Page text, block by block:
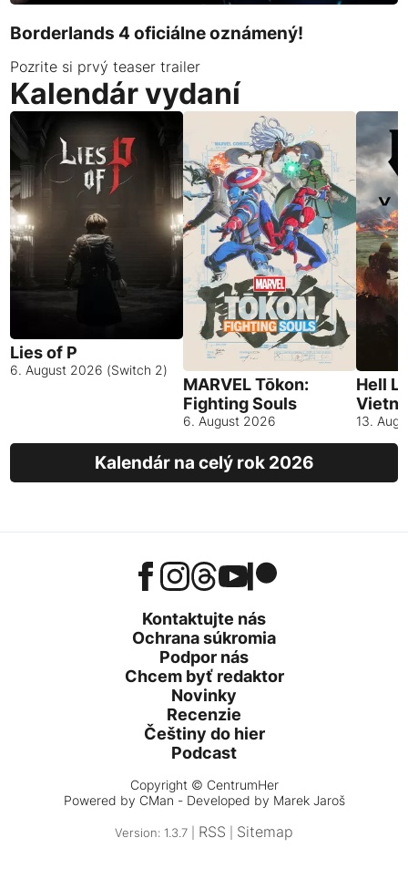
Borderlands 4 oficiálne oznámený!
Pozrite si prvý teaser trailer
Kalendár vydaní
Lies of P
6. August 2026 (Switch 2)
MARVEL Tōkon:
Fighting Souls
6. August 2026
Hell
13.
Kalendár na celý rok 2026
Kontaktujte nás
Ochrana súkromia
Podpor nás
Chcem byť redaktor
Novinky
Recenzie
Češtiny do hier
Podcast
Copyright © CentrumHer
Powered by CMan - Developed by Marek Jaroš
Version: 1.3.7 | RSS Sitemap